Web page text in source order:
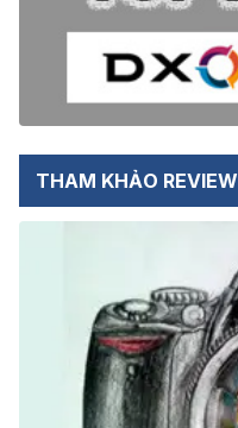
THAM KHẢO REVIEW